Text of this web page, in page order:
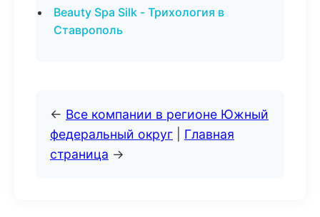
Beauty Spa Silk - Трихология в
Ставрополь
← Все компании в регионе Южный
федеральный округ
Главная
страница →